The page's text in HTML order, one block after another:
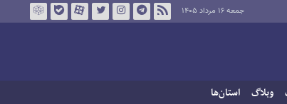
جمعه ۱۶ مرداد ۱۴۰۵
وبلاگ استان‌ها